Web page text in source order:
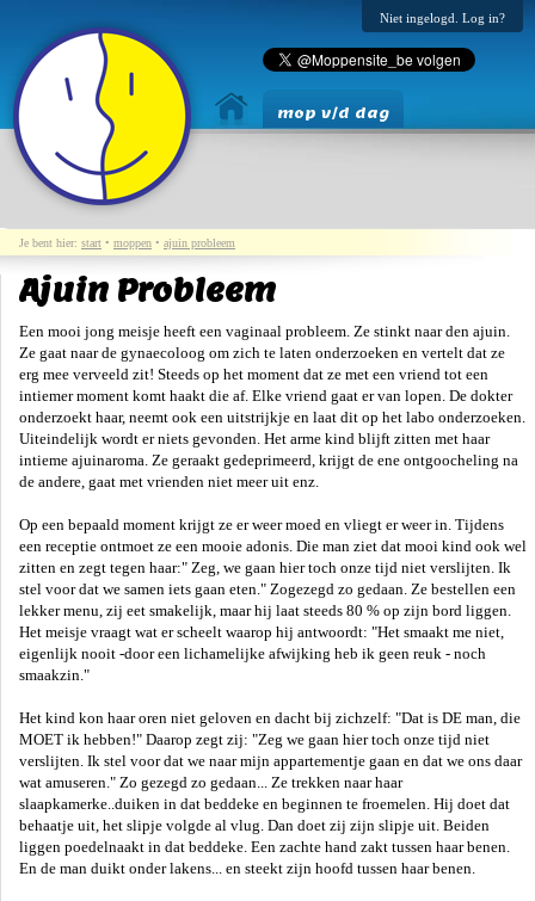
Niet ingelogd. Log in?
mop v/d dag
Je bent hier: start • moppen • ajuin probleem
Ajuin Probleem
Een mooi jong meisje heeft een vaginaal probleem. Ze stinkt naar den ajuin.
Ze gaat naar de gynaecoloog om zich te laten onderzoeken en vertelt dat ze
erg mee verveeld zit! Steeds op het moment dat ze met een vriend tot een
intiemer moment komt haakt die af. Elke vriend gaat er van lopen. De dokter
onderzoekt haar, neemt ook een uitstrijkje en laat dit op het labo onderzoeken.
Uiteindelijk wordt er niets gevonden. Het arme kind blijft zitten met haar
intieme ajuinaroma. Ze geraakt gedeprimeerd, krijgt de ene ontgoocheling na
de andere, gaat met vrienden niet meer uit enz.
Op een bepaald moment krijgt ze er weer moed en vliegt er weer in. Tijdens
een receptie ontmoet ze een mooie adonis. Die man ziet dat mooi kind ook wel
zitten en zegt tegen haar:" Zeg, we gaan hier toch onze tijd niet verslijten. Ik
stel voor dat we samen iets gaan eten." Zogezegd zo gedaan. Ze bestellen een
lekker menu, zij eet smakelijk, maar hij laat steeds 80 % op zijn bord liggen.
Het meisje vraagt wat er scheelt waarop hij antwoordt: "Het smaakt me niet,
eigenlijk nooit -door een lichamelijke afwijking heb ik geen reuk - noch
smaakzin."
Het kind kon haar oren niet geloven en dacht bij zichzelf: "Dat is DE man, die
MOET ik hebben!" Daarop zegt zij: "Zeg we gaan hier toch onze tijd niet
verslijten. Ik stel voor dat we naar mijn appartementje gaan en dat we ons daar
wat amuseren." Zo gezegd zo gedaan... Ze trekken naar haar
slaapkamerke..duiken in dat beddeke en beginnen te froemelen. Hij doet dat
behaatje uit, het slipje volgde al vlug. Dan doet zij zijn slipje uit. Beiden
liggen poedelnaakt in dat beddeke. Een zachte hand zakt tussen haar benen.
En de man duikt onder lakens... en steekt zijn hoofd tussen haar benen.